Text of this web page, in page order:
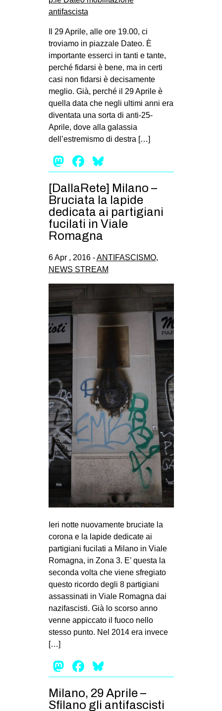
Il 29 Aprile, alle ore 19.00, ci
troviamo in piazzale Dateo. È
importante esserci in tanti e tante,
perché fidarsi è bene, ma in certi
casi non fidarsi è decisamente
meglio. Già, perché il 29 Aprile è
quella data che negli ultimi anni era
diventata una sorta di anti-25-
Aprile, dove alla galassia
dell’estremismo di destra […]
Mastodon
Facebook
[DallaRete] Milano –
Bruciata la lapide
dedicata ai partigiani
fucilati in Viale
Romagna
6 Apr , 2016 -ANTIFASCISMO,
NEWS STREAM
Ieri notte nuovamente bruciate la
corona e la lapide dedicate ai
partigiani fucilati a Milano in Viale
Romagna, in Zona 3. E’ questa la
seconda volta che viene sfregiato
questo ricordo degli 8 partigiani
assassinati in Viale Romagna dai
nazifascisti. Già lo scorso anno
venne appiccato il fuoco nello
stesso punto. Nel 2014 era invece
[…]
Mastodon
Facebook
Milano, 29 Aprile –
Sfilano gli antifascisti